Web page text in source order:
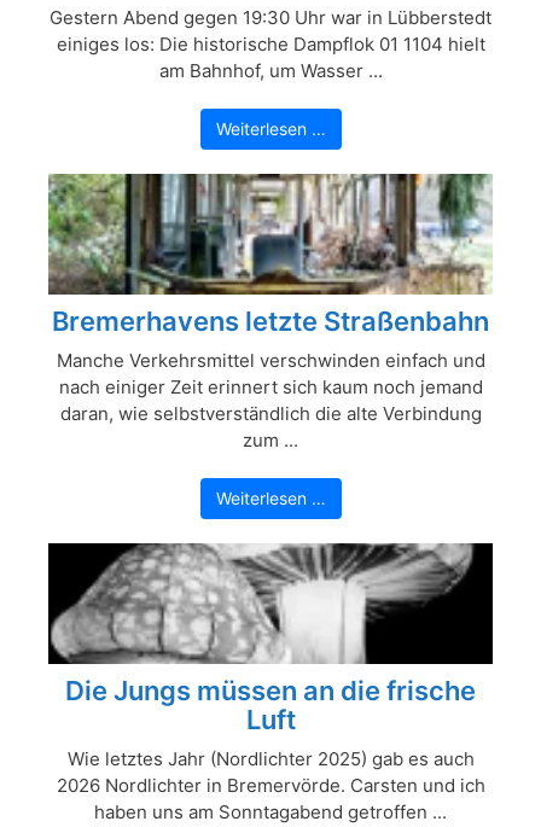
Gestern Abend gegen 19:30 Uhr war in Lübberstedt
einiges los: Die historische Dampflok 01 1104 hielt
am Bahnhof, um Wasser ...
Weiterlesen …
Bremerhavens letzte Straßenbahn
Manche Verkehrsmittel verschwinden einfach und
nach einiger Zeit erinnert sich kaum noch jemand
daran, wie selbstverständlich die alte Verbindung
zum ...
Weiterlesen …
Die Jungs müssen an die frische
Luft
Wie letztes Jahr (Nordlichter 2025) gab es auch
2026 Nordlichter in Bremervörde. Carsten und ich
haben uns am Sonntagabend getroffen ...